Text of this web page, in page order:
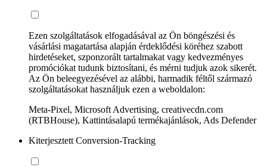
Ezen szolgáltatások elfogadásával az Ön böngészési és
vásárlási magatartása alapján érdeklődési köréhez szabott
hirdetéseket, szponzorált tartalmakat vagy kedvezményes
promóciókat tudunk biztosítani, és mérni tudjuk azok sikerét.
Az Ön beleegyezésével az alábbi, harmadik féltől származó
szolgáltatásokat használjuk ezen a weboldalon:
Meta-Pixel, Microsoft Advertising, creativecdn.com
(RTBHouse), Kattintásalapú termékajánlások, Ads Defender
Kiterjesztett Conversion-Tracking